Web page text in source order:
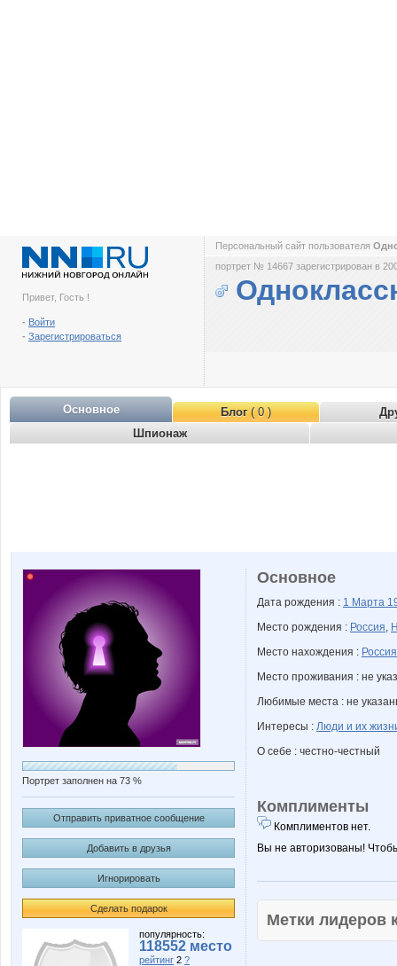
Привет, Гость !
- Войти
- Зарегистрироваться
Персональный сайт пользователя
портрет № 14667 зарегистрирован в
Основное Блог( 0 )
Шпионаж
Портрет заполнен на 73 %
Отправить приватное сообщение
Добавить в друзья
Игнорировать
Сделать подарок
популярность:
118552 место
рейтинг 2 ?
Основное
Дата рождения : 1 Марта
Место рождения : Россия,
Место нахождения : Россия
Место проживания : не
Любимые места : не
Интересы : Люди и их
О себе : честно-честный
Комплименты
Комплиментов нет.
Вы не авторизованы!
Метки